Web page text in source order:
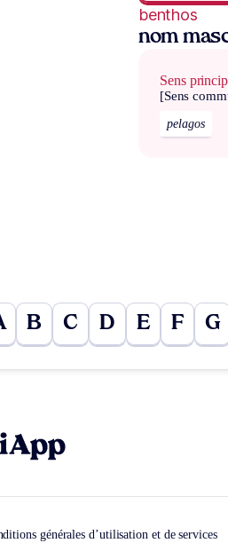
benthos
nom
Sens
[Sens
pelagos
B C D E F G
générales d’utilisation et de services